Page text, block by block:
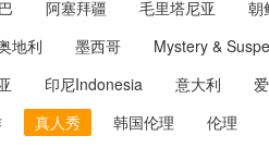
阿塞拜疆 毛里塔尼亚 朝
地利 墨西哥 Mystery &
印尼Indonesia 意大利
真人秀 韩国伦理 伦理